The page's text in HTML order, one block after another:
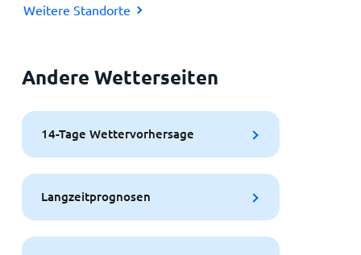
Weitere Standorte
Andere Wetterseiten
14-Tage Wettervorhersage
Langzeitprognosen